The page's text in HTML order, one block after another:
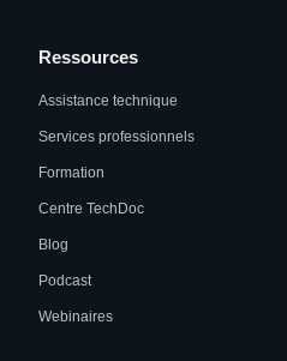
Ressources
Assistance technique
Services professionnels
Formation
Centre TechDoc
Blog
Podcast
Webinaires